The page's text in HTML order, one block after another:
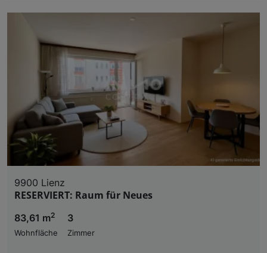
9900 Lienz
RESERVIERT: Raum für Neues
83,61 m2
Wohnfläche
3
Zimmer